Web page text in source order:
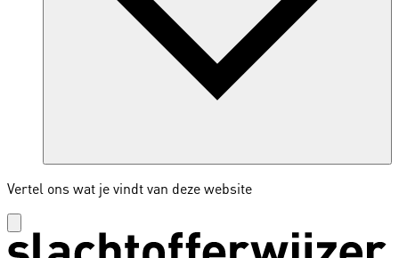
Vertel ons wat je vindt van deze website